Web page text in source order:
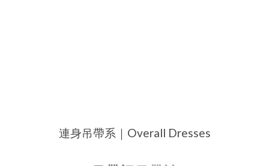
連身吊帶系｜Overall Dresses